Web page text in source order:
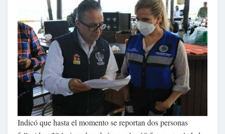
Indicó que hasta el momento se reportan dos personas